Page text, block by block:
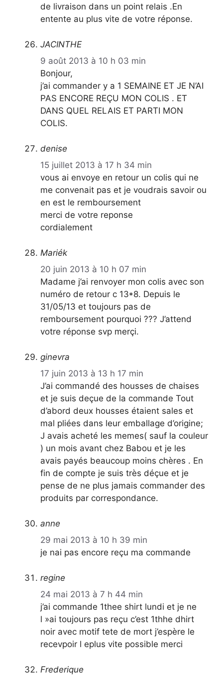
de livraison dans un point relais .En
entente au plus vite de votre réponse.
JACINTHE
9 août 2013 à 10 h 03 min
Bonjour,
j’ai commander y a 1 SEMAINE ET JE N’AI
PAS ENCORE REÇU MON COLIS . ET
DANS QUEL RELAIS ET PARTI MON
COLIS.
denise
15 juillet 2013 à 17 h 34 min
vous ai envoye en retour un colis qui ne
me convenait pas et je voudrais savoir ou
en est le remboursement
merci de votre reponse
cordialement
Mariék
20 juin 2013 à 10 h 07 min
Madame j’ai renvoyer mon colis avec son
numéro de retour c 13*8. Depuis le
31/05/13 et toujours pas de
remboursement pourquoi ??? J’attend
votre réponse svp merçi.
ginevra
17 juin 2013 à 13 h 17 min
J’ai commandé des housses de chaises
et je suis deçue de la commande Tout
d’abord deux housses étaient sales et
mal pliées dans leur emballage d’origine;
J avais acheté les memes( sauf la couleur
) un mois avant chez Babou et je les
avais payés beaucoup moins chères . En
fin de compte je suis très déçue et je
pense de ne plus jamais commander des
produits par correspondance.
anne
29 mai 2013 à 10 h 39 min
je nai pas encore reçu ma commande
regine
24 mai 2013 à 7 h 44 min
j’ai commande 1thee shirt lundi et je ne
l »ai toujours pas reçu c’est 1thhe dhirt
noir avec motif tete de mort j’espère le
recevpoir l eplus vite possible merci
Frederique